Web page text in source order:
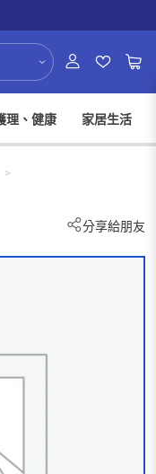
理、健康 家居生活
>
分享給朋友